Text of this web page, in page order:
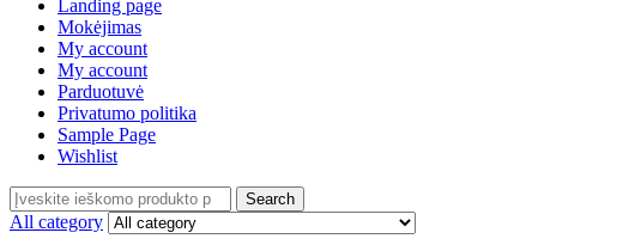
Landing page
Mokėjimas
My account
My account
Parduotuvė
Privatumo politika
Sample Page
Wishlist
Search
for:
Search
All category